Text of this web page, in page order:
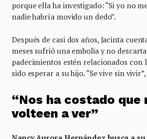
porque ella ha investigado: “Si yo no
nadie habría movido un dedo”.
Después de casi dos años, Jacinta
meses sufrió una embolia y no
padecimientos estén relacionados con
sido esperar a su hijo. “Se vive sin
“Nos ha costado que
volteen a ver”